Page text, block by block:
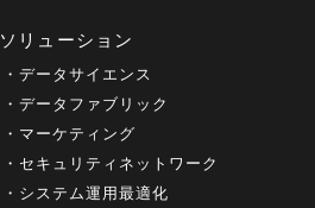
ソリューション
データサイエンス
データファブリック
マーケティング
セキュリティネットワーク
システム運用最適化